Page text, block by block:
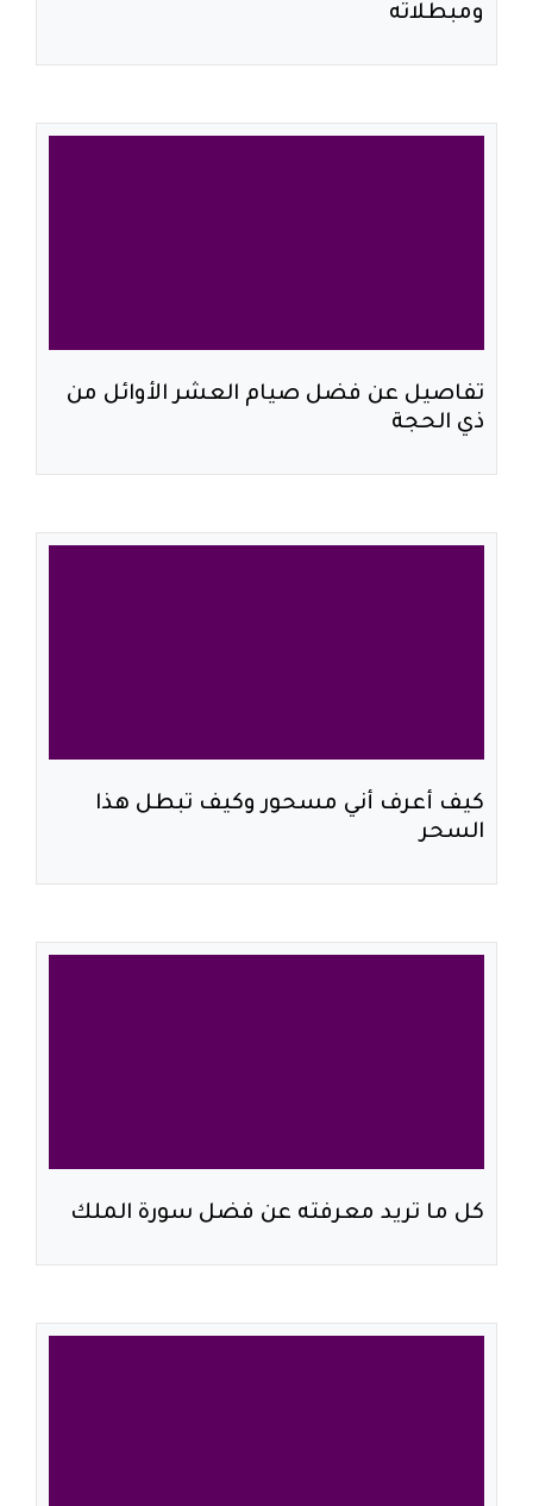
ومبطلاته
تفاصيل عن فضل صيام العشر الأوائل من
ذي الحجة
كيف أعرف أني مسحور وكيف تبطل هذا
السحر
كل ما تريد معرفته عن فضل سورة الملك